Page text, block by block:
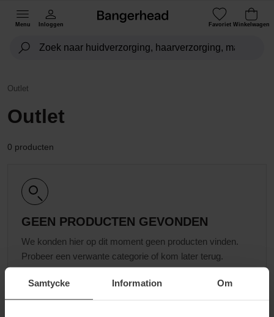
Samtycke Information Om
Menu Inloggen Favoriet Winkelwagen
Outlet
Outlet
0 producten
GEEN PRODUCTEN GEVONDEN
We konden hier op dit moment geen producten vinden.
Probeer een verwante categorie of kom later terug.